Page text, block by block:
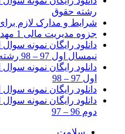
رشته حقوق
شرایط و مدارک لازم
جزوه مدیریت مالی 1 مهدی تقوی
دانلود رایگان نمونه
نیمسال اول 97 – 98 رشته حسابداری
دانلود رایگان نمونه
اول 97 – 98
دانلود رایگان نمونه
دانلود رایگان نمونه
دوم 96 – 97
سلامت